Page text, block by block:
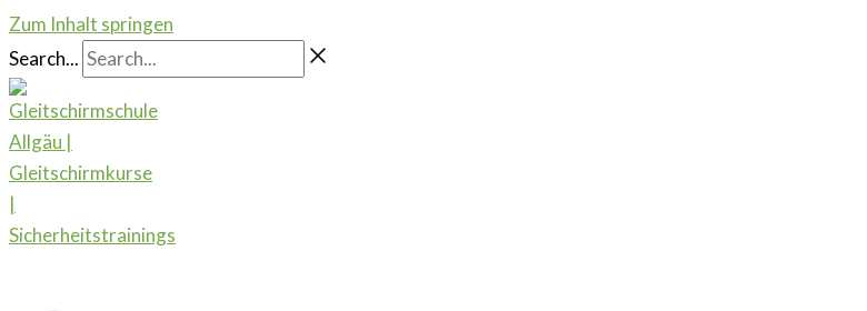
Zum Inhalt springen
Search...